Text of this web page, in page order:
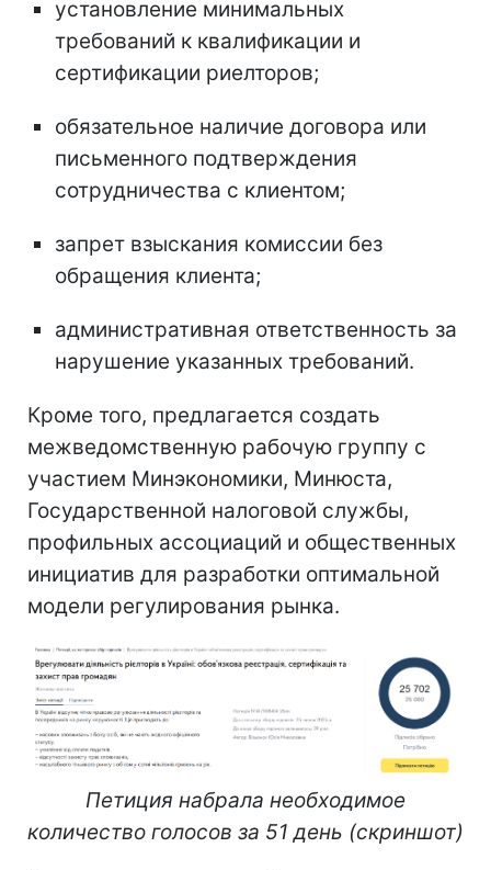
установление минимальных
требований к квалификации и
сертификации риелторов;
обязательное наличие договора или
письменного подтверждения
сотрудничества с клиентом;
запрет взыскания комиссии без
обращения клиента;
административная ответственность за
нарушение указанных требований.
Кроме того, предлагается создать
межведомственную рабочую группу с
участием Минэкономики, Минюста,
Государственной налоговой службы,
профильных ассоциаций и общественных
инициатив для разработки оптимальной
модели регулирования рынка.
Петиция набрала необходимое
количество голосов за 51 день (скриншот)